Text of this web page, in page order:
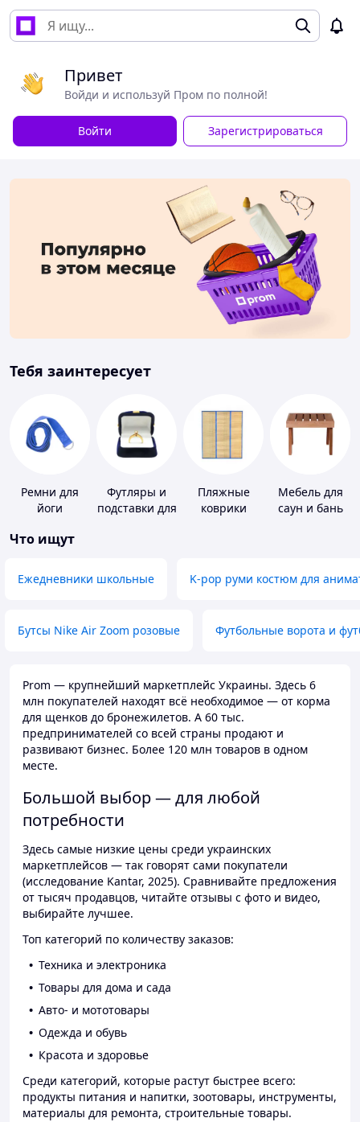
Привет
Войди и используй Пром по полной!
Войти Зарегистрироваться
Тебя заинтересует
Ремни для
йоги
Футляры и
подставки для
Пляжные
коврики
Мебель для
саун и бань
Что ищут
Ежедневники школьные K-pop руми костюм для
Бутсы Nike Air Zoom розовые Футбольные ворота и
Prom — крупнейший маркетплейс Украины. Здесь 6
млн покупателей находят всё необходимое — от корма
для щенков до бронежилетов. А 60 тыс.
предпринимателей со всей страны продают и
развивают бизнес. Более 120 млн товаров в одном
месте.
Большой выбор — для любой
потребности
Здесь самые низкие цены среди украинских
маркетплейсов — так говорят сами покупатели
(исследование Kantar, 2025). Сравнивайте предложения
от тысяч продавцов, читайте отзывы с фото и видео,
выбирайте лучшее.
Топ категорий по количеству заказов:
Техника и электроника
Товары для дома и сада
Авто- и мототовары
Одежда и обувь
Красота и здоровье
Среди категорий, которые растут быстрее всего:
продукты питания и напитки, зоотовары, инструменты,
материалы для ремонта, строительные товары.